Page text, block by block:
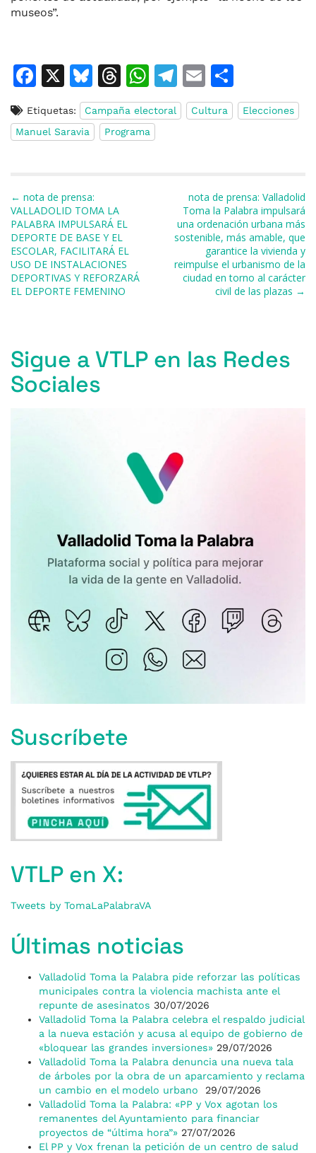
museos”.
F
c
e
o
o
k
X
Bl
u
e
s
y
T
h
re
a
W
h
at
s
T
el
e
m
E
m
ai
o
m
ti
r
Etiquetas: Campaña electoral Cultura
Elecciones
Manuel Saravia
Programa
Navegación de entradas
← nota de prensa:
VALLADOLID TOMA LA
PALABRA IMPULSARÁ EL
DEPORTE DE BASE Y EL
ESCOLAR, FACILITARÁ EL
USO DE INSTALACIONES
DEPORTIVAS Y REFORZARÁ
EL DEPORTE FEMENINO
nota de prensa: Valladolid
Toma la Palabra impulsará
una ordenación urbana más
sostenible, más amable, que
garantice la vivienda y
reimpulse el urbanismo de la
ciudad en torno al carácter
civil de las plazas →
Sigue a VTLP en las Redes
Sociales
Suscríbete
VTLP en X:
Tweets by TomaLaPalabraVA
Últimas noticias
Valladolid Toma la Palabra pide reforzar las políticas
municipales contra la violencia machista ante el
repunte de asesinatos 30/07/2026
Valladolid Toma la Palabra celebra el respaldo judicial
a la nueva estación y acusa al equipo de gobierno de
«bloquear las grandes inversiones» 29/07/2026
Valladolid Toma la Palabra denuncia una nueva tala
de árboles por la obra de un aparcamiento y reclama
un cambio en el modelo urbano
29/07/2026
Valladolid Toma la Palabra: «PP y Vox agotan los
remanentes del Ayuntamiento para financiar
proyectos de “última hora”» 27/07/2026
El PP y Vox frenan la petición de un centro de salud